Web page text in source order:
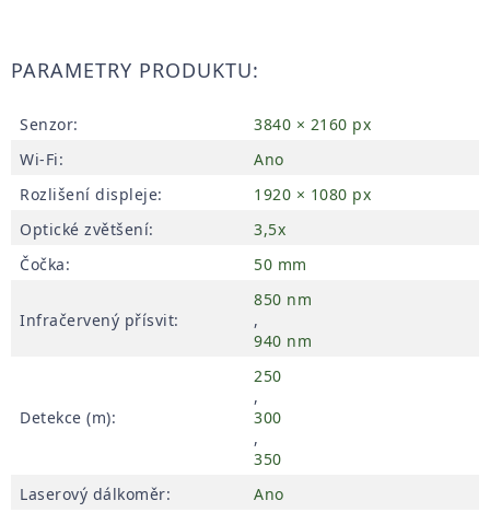
PARAMETRY PRODUKTU:
Senzor:
3840 × 2160 px
Wi-Fi:
Ano
Rozlišení displeje:
1920 × 1080 px
Optické zvětšení:
3,5x
Čočka: 50 mm
Infračervený přísvit:
850 nm
,
940 nm
Detekce (m):
250
,
300
,
350
Laserový dálkoměr: Ano